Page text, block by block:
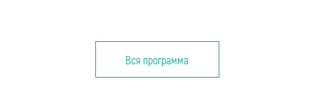
Вся программа